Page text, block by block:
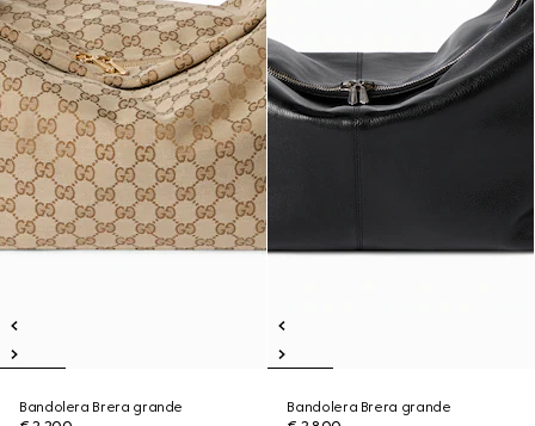
Bandolera Brera grande
Bandolera Brera grande